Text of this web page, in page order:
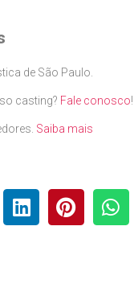
de São Paulo.
casting? Fale conosco!
Saiba mais